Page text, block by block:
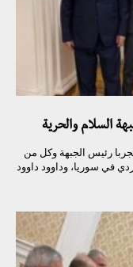
السلام والحرية
رئيس الجبهة وكل من
في سوريا، وداوود داوود